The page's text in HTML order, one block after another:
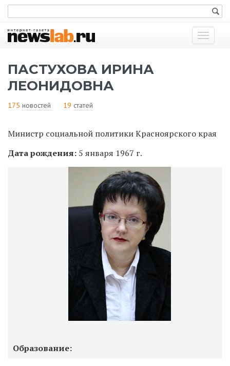
Показать
меню
ПАСТУХОВА ИРИНА
ЛЕОНИДОВНА
175 новостей 19 статей
Министр социальной политики Красноярского края
Дата рождения: 5 января 1967 г.
Образование: